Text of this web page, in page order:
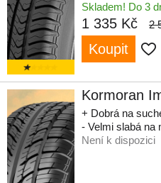
Skladem! Do 3
1 335 Kč 2
Koupit
Kormoran
+ Dobrá na
- Velmi slabá na
Není k dispozici